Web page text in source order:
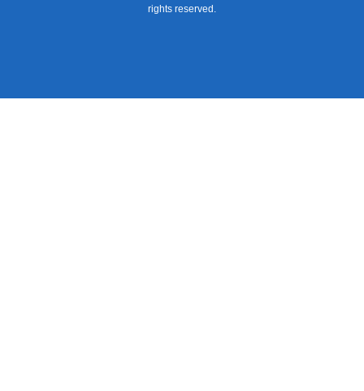
rights reserved.